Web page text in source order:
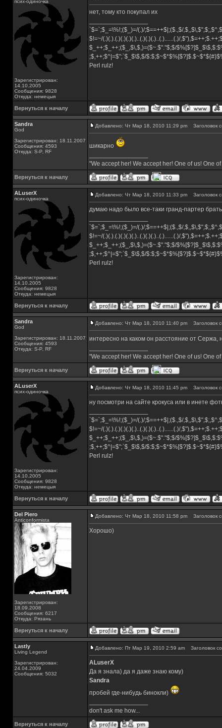
псих-одиночка
Зарегистрирован:
14.10.2005
Сообщения: 9828
Откуда: немецыя
нет, тому кто покупал их
`$=`;$_=\%!;($_)=/(.)/;$==++$|;($.,$/
$!=~/(.)(.).(.)(.)(.)(.)..(.)(.)(.)..(.)......(.)/
$_++;$_++;($_,$\,$,)=($~.$"."$;$/
;$,++;$^|=$";`$_$\$,$/
Perl rulz!
Вернуться к началу
Sandra
God
Зарегистрирован: 18.11.2007
Сообщения: 4593
Откуда: S-P, RF
Добавлено: Чт Мар 18, 2010 11:29 pm Заголовок
шикарно
"We accept her! We accept her! One of us! One
Вернуться к началу
ALuserX
псих-одиночка
Зарегистрирован:
14.10.2005
Сообщения: 9828
Откуда: немецыя
Добавлено: Чт Мар 18, 2010 11:33 pm Заголовок
думаю надо было все-таки гранд-партер
`$=`;$_=\%!;($_)=/(.)/;$==++$|;($.,$/
$!=~/(.)(.).(.)(.)(.)(.)..(.)(.)(.)..(.)......(.)/
$_++;$_++;($_,$\,$,)=($~.$"."$;$/
;$,++;$^|=$";`$_$\$,$/
Perl rulz!
Вернуться к началу
Sandra
God
Зарегистрирован: 18.11.2007
Сообщения: 4593
Откуда: S-P, RF
Добавлено: Чт Мар 18, 2010 11:40 pm Заголовок
интересно на каком он расстояние от Сержа,
"We accept her! We accept her! One of us! One
Вернуться к началу
ALuserX
псих-одиночка
Зарегистрирован:
14.10.2005
Сообщения: 9828
Откуда: немецыя
Добавлено: Чт Мар 18, 2010 11:45 pm Заголовок
ну посмотри на сайте крокуса или в инете
`$=`;$_=\%!;($_)=/(.)/;$==++$|;($.,$/
$!=~/(.)(.).(.)(.)(.)(.)..(.)(.)(.)..(.)......(.)/
$_++;$_++;($_,$\,$,)=($~.$"."$;$/
;$,++;$^|=$";`$_$\$,$/
Perl rulz!
Вернуться к началу
Del Piero
Аnticonformista
Зарегистрирован:
18.09.2008
Сообщения: 6217
Откуда: Рязань
Добавлено: Чт Мар 18, 2010 11:58 pm Заголовок
Хорошо)
Вернуться к началу
Lastly
Living Legend
Зарегистрирован:
24.04.2009
Сообщения: 5032
Добавлено: Пт Мар 19, 2010 2:59 am Заголовок
ALuserX
Да я знала) да я даже знаю кому)
Sandra
пробей где-нибудь бинокли)
don't ask me how...
Вернуться к началу